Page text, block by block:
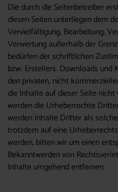
Die durch die Seitenbetreiber
diesen Seiten unterliegen dem
Vervielfältigung, Bearbeitung,
Verwertung außerhalb der
bedürfen der schriftlichen
bzw. Erstellers. Downloads und
den privaten, nicht
die Inhalte auf dieser Seite
werden die Urheberrechte
werden Inhalte Dritter als
trotzdem auf eine
werden, bitten wir um einen
Bekanntwerden von
Inhalte umgehend entfernen.